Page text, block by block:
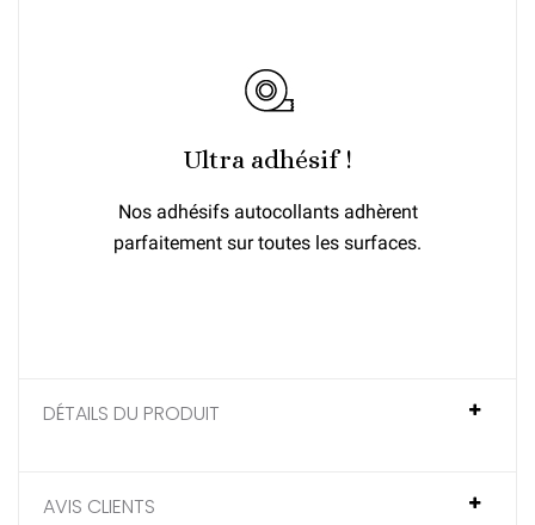
Ultra adhésif !
Nos adhésifs autocollants adhèrent
parfaitement sur toutes les surfaces.
DÉTAILS DU PRODUIT
AVIS CLIENTS